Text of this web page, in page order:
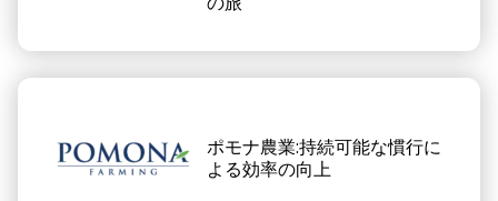
ポモナ農業:持続可能な慣行に
よる効率の向上